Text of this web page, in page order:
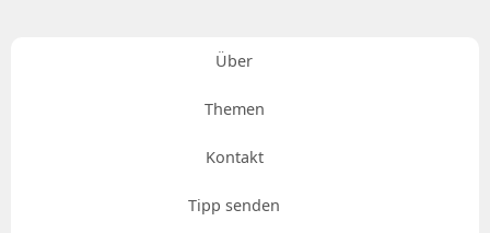
Über
Themen
Kontakt
Tipp senden